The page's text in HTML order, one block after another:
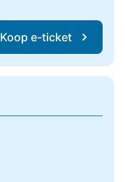
Koop e-ticket